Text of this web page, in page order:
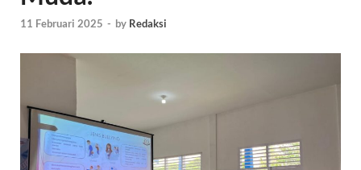
11 Februari 2025 - by Redaksi